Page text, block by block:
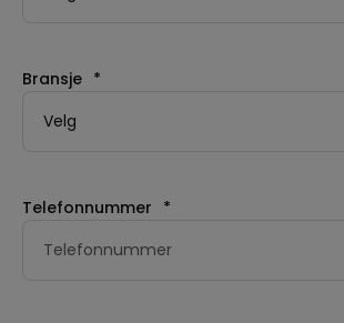
Bransje *
Telefonnummer *